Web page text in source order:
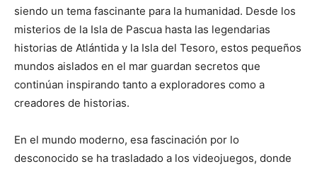
siendo un tema fascinante para la humanidad. Desde los
misterios de la Isla de Pascua hasta las legendarias
historias de Atlántida y la Isla del Tesoro, estos pequeños
mundos aislados en el mar guardan secretos que
continúan inspirando tanto a exploradores como a
creadores de historias.
En el mundo moderno, esa fascinación por lo
desconocido se ha trasladado a los videojuegos, donde